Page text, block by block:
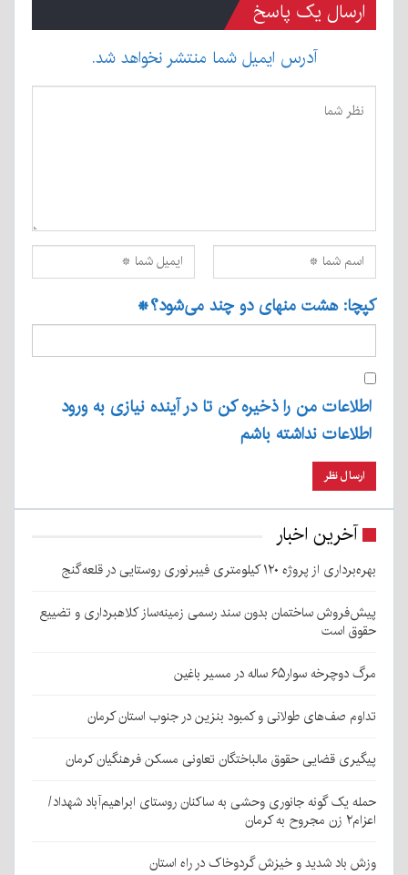
ارسال یک پاسخ
آدرس ایمیل شما منتشر نخواهد شد.
کپچا: هشت منهای دو چند می‌شود؟*
اطلاعات من را ذخیره کن تا در آینده نیازی به ورود
اطلاعات نداشته باشم
آخرین اخبار
بهره‌برداری از پروژه ۱۲۰ کیلومتری فیبرنوری روستایی در قلعه‌گنج
پیش‌فروش ساختمان بدون سند رسمی زمینه‌ساز کلاهبرداری و تضییع
حقوق است
مرگ دوچرخه سوار۶۵ ساله در مسیر باغین
تداوم صف‌های طولانی و کمبود بنزین در جنوب استان کرمان
پیگیری قضایی حقوق مالباختگان تعاونی مسکن فرهنگیان کرمان
حمله یک گونه جانوری وحشی به ساکنان روستای ابراهیم‌آباد شهداد/
اعزام۲ زن مجروح به کرمان
وزش باد شدید و خیزش گردوخاک در راه استان